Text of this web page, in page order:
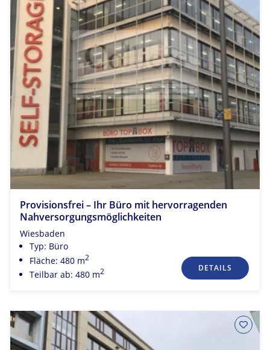
Provisionsfrei – Ihr Büro mit hervorragenden
Nahversorgungsmöglichkeiten
Wiesbaden
Typ: Büro
Fläche: 480 m2
Teilbar ab: 480 m2 DETAILS